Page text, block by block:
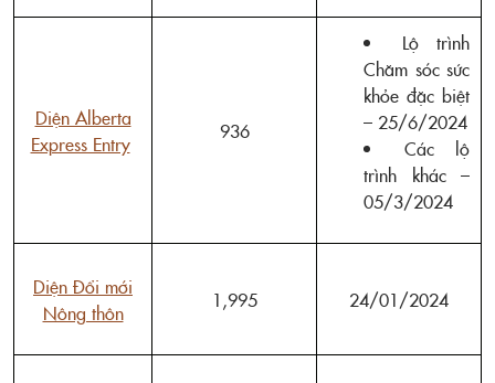
Diện Alberta
Express Entry
936
Lộ trình
Chăm sóc sức
khỏe đặc biệt
– 25/6/2024
Các lộ
trình khác –
05/3/2024
Diện Đổi mới
Nông thôn
1,995 24/01/2024